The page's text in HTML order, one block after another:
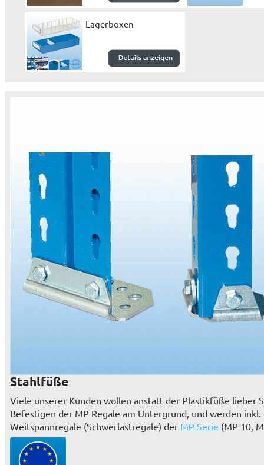
Lagerboxen
Stahlfüße
Viele unserer Kunden wollen anstatt der Plastikfüße lieber
Befestigen der MP Regale am Untergrund, und werden
Weitspannregale (Schwerlastregale) der MP Serie (MP 10,